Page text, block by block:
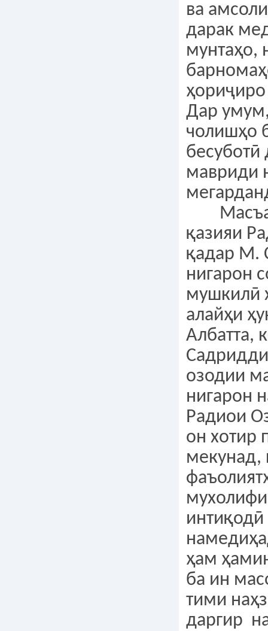
ва
дарак
мунтаҳо,
Дар
чолишҳо
бесуботӣ
мавриди
қазияи
қадар М.
нигарон
мушкилӣ
алайҳи
Албатта,
озодии
нигарон
Радиои
он хотир
мекунад,
ҳам
ба ин
тими
даргир